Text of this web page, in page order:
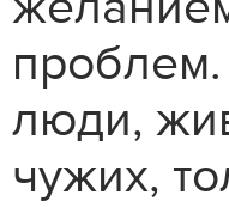
люди,
чужих,